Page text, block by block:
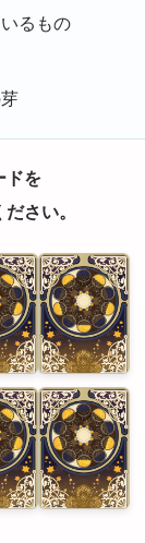
るもの
ドを
さい。